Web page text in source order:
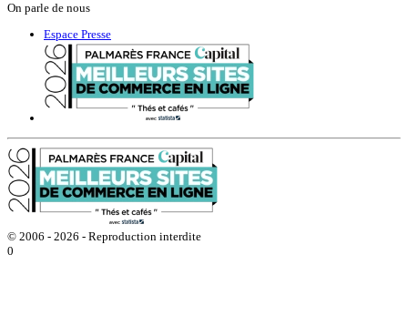
On parle de nous
Espace Presse
© 2006 - 2026 - Reproduction interdite
0